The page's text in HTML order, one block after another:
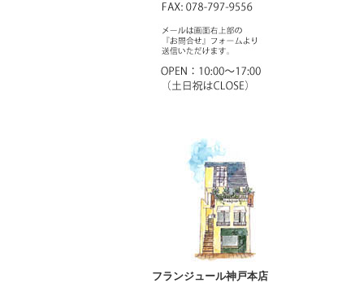
フランジュール神戸本店